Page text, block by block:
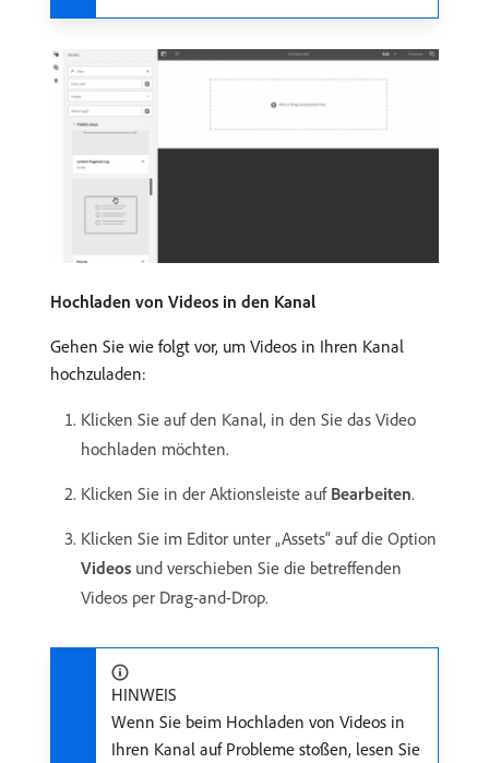
Hochladen von Videos in den Kanal
Gehen Sie wie folgt vor, um Videos in Ihren Kanal
hochzuladen:
Klicken Sie auf den Kanal, in den Sie das Video
hochladen möchten.
Klicken Sie in der Aktionsleiste auf Bearbeiten.
Klicken Sie im Editor unter „Assets“ auf die Option
Videos und verschieben Sie die betreffenden
Videos per Drag-and-Drop.
HINWEIS
Wenn Sie beim Hochladen von Videos in
Ihren Kanal auf Probleme stoßen, lesen Sie